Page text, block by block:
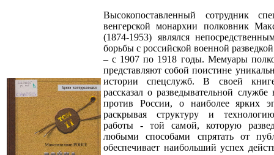
Высокопоставленный сотрудник
венгерской монархии полковник
(1874-1953) являлся
борьбы с российской военной
– с 1907 по 1918 годы. Мемуары
представляют собой поистине
истории спецслужб. В своей
рассказал о разведывательной
против России, о наиболее ярких
раскрывая структуру и
работы - той самой, которую
любыми способами спрятать от
обеспечивает наибольший успех